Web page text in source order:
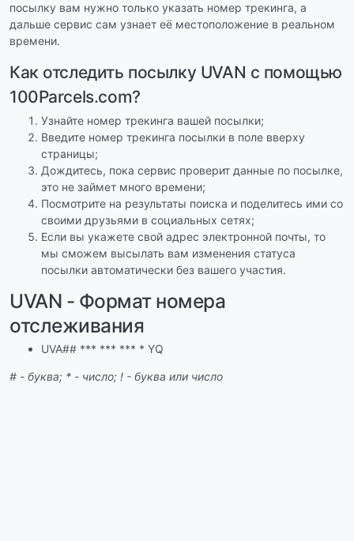
посылку вам нужно только указать номер трекинга, а
дальше сервис сам узнает её местоположение в реальном
времени.
Как отследить посылку UVAN с помощью
100Parcels.com?
Узнайте номер трекинга вашей посылки;
Введите номер трекинга посылки в поле вверху
страницы;
Дождитесь, пока сервис проверит данные по посылке,
это не займет много времени;
Посмотрите на результаты поиска и поделитесь ими со
своими друзьями в социальных сетях;
Если вы укажете свой адрес электронной почты, то
мы сможем высылать вам изменения статуса
посылки автоматически без вашего участия.
UVAN - Формат номера
отслеживания
UVA## *** *** *** * YQ
# - буква; * - число; ! - буква или число